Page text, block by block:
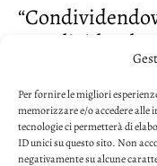
Per fornire le migliori
memorizzare e/o accedere alle
tecnologie ci permetterà di
ID unici su questo sito. Non
negativamente su alcune
“condividendo